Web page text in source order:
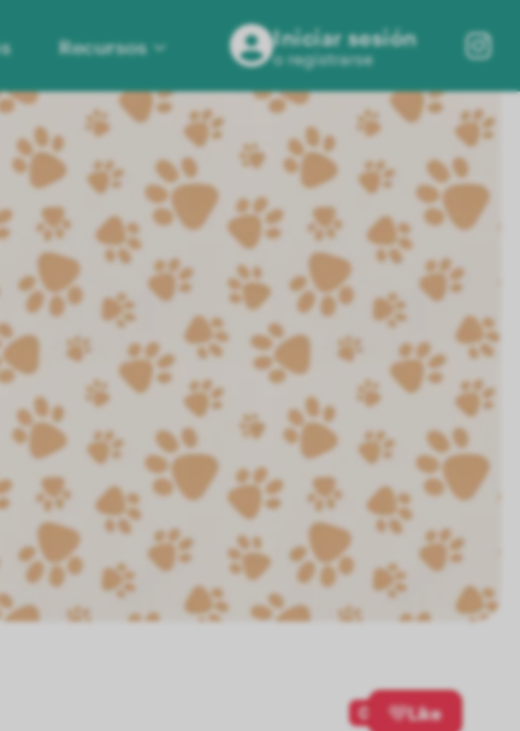
Recursos Iniciar sesión
o registrarse
0 Like